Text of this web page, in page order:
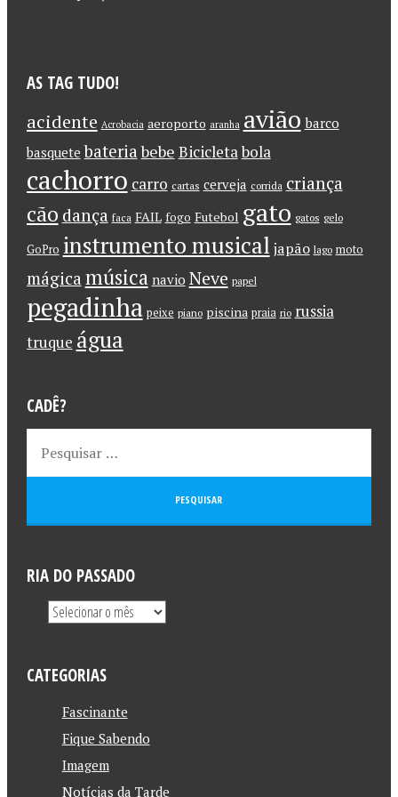
AS TAG TUDO!
acidente Acrobacia aeroporto aranha avião barco
basquete bateriabebe Bicicletabola
cachorro carro cartas cerveja corrida criança
cão dança faca FAIL fogo Futebol gato gatos gelo
GoPro instrumento musical japão lago moto
mágica música navio Neve papel
pegadinha peixe piano piscina praia rio russia
truque água
CADÊ?
RIA DO PASSADO
CATEGORIAS
Fascinante
Fique Sabendo
Imagem
Notícias da Tarde